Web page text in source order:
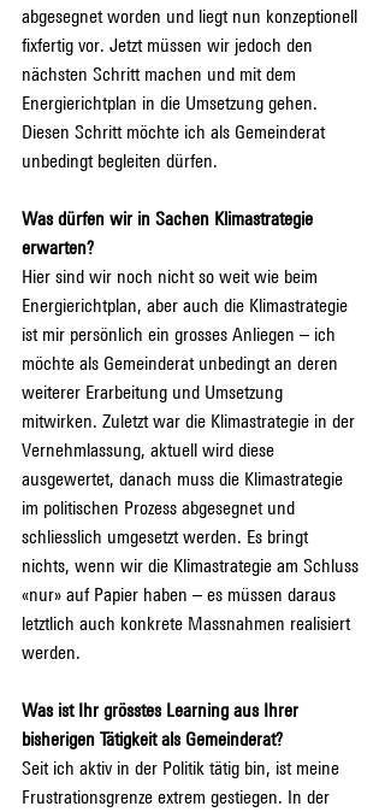
abgesegnet worden und liegt nun konzeptionell
fixfertig vor. Jetzt müssen wir jedoch den
nächsten Schritt machen und mit dem
Energierichtplan in die Umsetzung gehen.
Diesen Schritt möchte ich als Gemeinderat
unbedingt begleiten dürfen.
Was dürfen wir in Sachen Klimastrategie
erwarten?
Hier sind wir noch nicht so weit wie beim
Energierichtplan, aber auch die Klimastrategie
ist mir persönlich ein grosses Anliegen – ich
möchte als Gemeinderat unbedingt an deren
weiterer Erarbeitung und Umsetzung
mitwirken. Zuletzt war die Klimastrategie in der
Vernehmlassung, aktuell wird diese
ausgewertet, danach muss die Klimastrategie
im politischen Prozess abgesegnet und
schliesslich umgesetzt werden. Es bringt
nichts, wenn wir die Klimastrategie am Schluss
«nur» auf Papier haben – es müssen daraus
letztlich auch konkrete Massnahmen realisiert
werden.
Was ist Ihr grösstes Learning aus Ihrer
bisherigen Tätigkeit als Gemeinderat?
Seit ich aktiv in der Politik tätig bin, ist meine
Frustrationsgrenze extrem gestiegen. In der